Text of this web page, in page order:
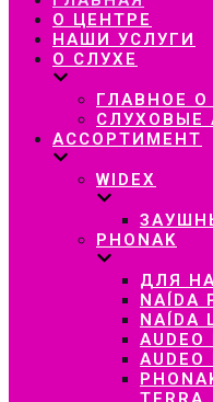
навигацию
О ЦЕНТРЕ
НАШИ УСЛУГИ
О СЛУХЕ
ГЛАВНОЕ О
СЛУХОВЫЕ
АССОРТИМЕНТ
WIDEX
PHONAK
ДЛЯ
NAÍDA
NAÍDA
AUDEO
AUDEO